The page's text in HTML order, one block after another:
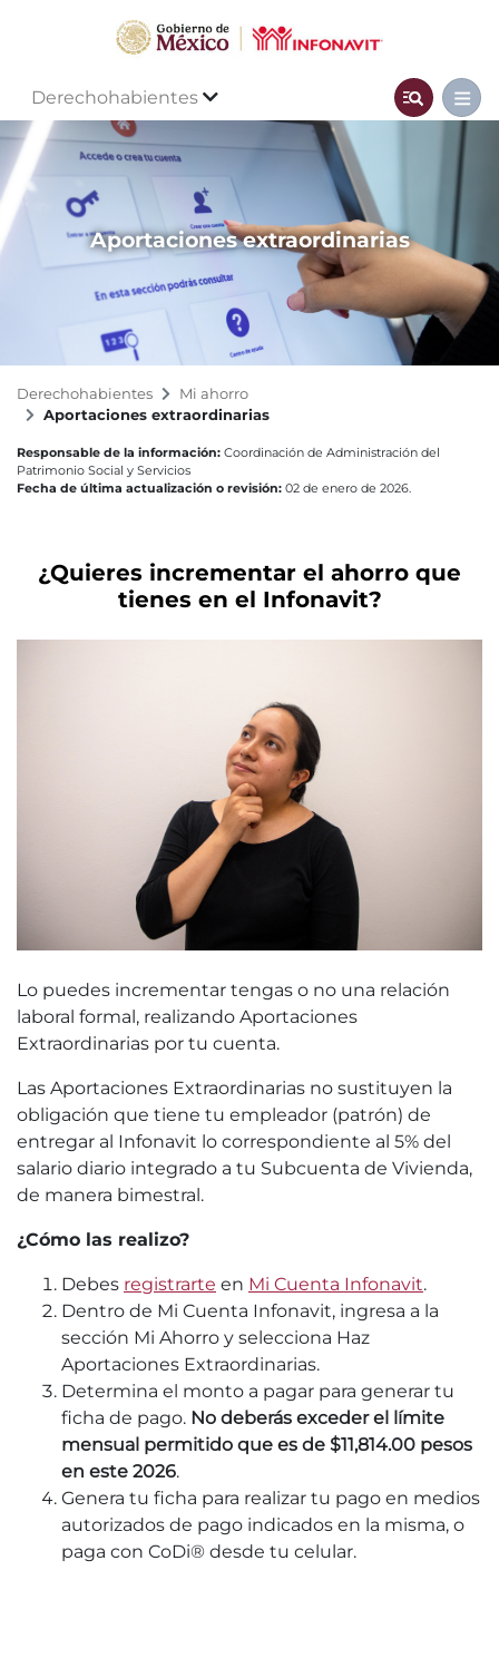
Derechohabientes
Aportaciones extraordinarias
Derechohabientes
Mi ahorro
Aportaciones extraordinarias
Responsable de la información: Coordinación de Administración del
Patrimonio Social y Servicios
Fecha de última actualización o revisión: 02 de enero de 2026.
¿Quieres incrementar el ahorro que
tienes en el Infonavit?
Lo puedes incrementar tengas o no una relación
laboral formal, realizando Aportaciones
Extraordinarias por tu cuenta.
Las Aportaciones Extraordinarias no sustituyen la
obligación que tiene tu empleador (patrón) de
entregar al Infonavit lo correspondiente al 5% del
salario diario integrado a tu Subcuenta de Vivienda,
de manera bimestral.
¿Cómo las realizo?
Debes registrarte en Mi Cuenta Infonavit.
Dentro de Mi Cuenta Infonavit, ingresa a la
sección Mi Ahorro y selecciona Haz
Aportaciones Extraordinarias.
Determina el monto a pagar para generar tu
ficha de pago. No deberás exceder el límite
mensual permitido que es de $11,814.00 pesos
en este 2026.
Genera tu ficha para realizar tu pago en medios
autorizados de pago indicados en la misma, o
paga con CoDi® desde tu celular.